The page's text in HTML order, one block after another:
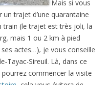
Mais si vous
trajet d’une quarantaine
train (le trajet est très joli, la
mais 1 ou 2 km à pied
actes…), je vous conseille
Tayac-Sireuil. Là, dans ce
commencer la visite